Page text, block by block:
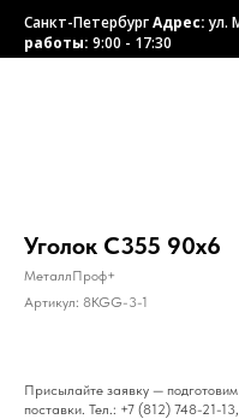
Санкт-ПетербургАдрес:ул.
работы: 9:00 - 17:30
Уголок С355 90х6
МеталлПроф+
Артикул: 8KGG-3-1
Присылайте заявку —
поставки. Тел.: +7 (812) 748-21-